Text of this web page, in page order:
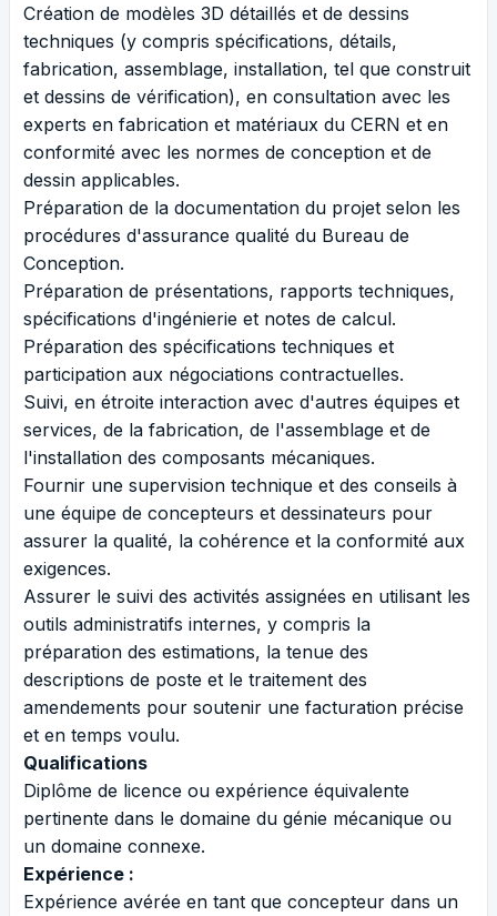
Création de modèles 3D détaillés et de dessins
techniques (y compris spécifications, détails,
fabrication, assemblage, installation, tel que construit
et dessins de vérification), en consultation avec les
experts en fabrication et matériaux du CERN et en
conformité avec les normes de conception et de
dessin applicables.
Préparation de la documentation du projet selon les
procédures d'assurance qualité du Bureau de
Conception.
Préparation de présentations, rapports techniques,
spécifications d'ingénierie et notes de calcul.
Préparation des spécifications techniques et
participation aux négociations contractuelles.
Suivi, en étroite interaction avec d'autres équipes et
services, de la fabrication, de l'assemblage et de
l'installation des composants mécaniques.
Fournir une supervision technique et des conseils à
une équipe de concepteurs et dessinateurs pour
assurer la qualité, la cohérence et la conformité aux
exigences.
Assurer le suivi des activités assignées en utilisant les
outils administratifs internes, y compris la
préparation des estimations, la tenue des
descriptions de poste et le traitement des
amendements pour soutenir une facturation précise
et en temps voulu.
Qualifications
Diplôme de licence ou expérience équivalente
pertinente dans le domaine du génie mécanique ou
un domaine connexe.
Expérience :
Expérience avérée en tant que concepteur dans un